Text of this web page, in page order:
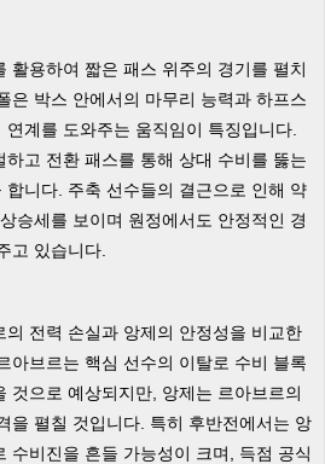
활용하여 짧은 패스 위주의 경기를 펼치
은 박스 안에서의 마무리 능력과 하프스
계를 도와주는 움직임이 특징입니다.
하고 전환 패스를 통해 상대 수비를 뚫는
합니다. 주축 선수들의 결근으로 인해 약
승세를 보이며 원정에서도 안정적인 경
고 있습니다.
의 전력 손실과 앙제의 안정성을 비교한
아브르는 핵심 선수의 이탈로 수비 블록
것으로 예상되지만, 앙제는 르아브르의
을 펼칠 것입니다. 특히 후반전에서는 앙
수비진을 흔들 가능성이 크며, 득점 공식